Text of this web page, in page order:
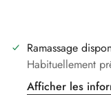
Ramassage
Habituellement
Afficher les